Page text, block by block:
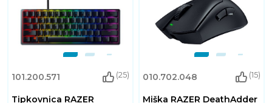
101.200.571 (25)
Tipkovnica RAZER
010.702.048 (15)
Miška RAZER DeathAdder